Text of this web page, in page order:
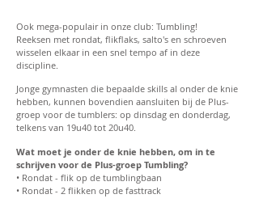
Ook mega-populair in onze club: Tumbling!
Reeksen met rondat, flikflaks, salto's en schroeven
wisselen elkaar in een snel tempo af in deze
discipline.
​Jonge gymnasten die bepaalde skills al onder de knie
hebben, kunnen bovendien aansluiten bij de Plus-
groep voor de tumblers: op dinsdag en donderdag,
telkens van 19u40 tot 20u40.
Wat moet je onder de knie hebben, om in te
schrijven voor de Plus-groep Tumbling?
• Rondat - flik op de tumblingbaan
• Rondat - 2 flikken op de fasttrack